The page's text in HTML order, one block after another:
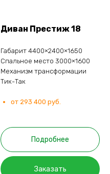
Диван Престиж 18
Габарит 4400×2400×1650
Спальное место 3000×1600
Механизм трансформации
Тик-Так
от 293 400 руб.
Подробнее
Заказать